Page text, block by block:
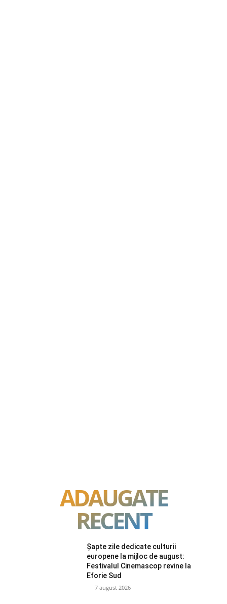
ADAUGATE
RECENT
Șapte zile dedicate culturii
europene la mijloc de august:
Festivalul Cinemascop revine la
Eforie Sud
7 august 2026